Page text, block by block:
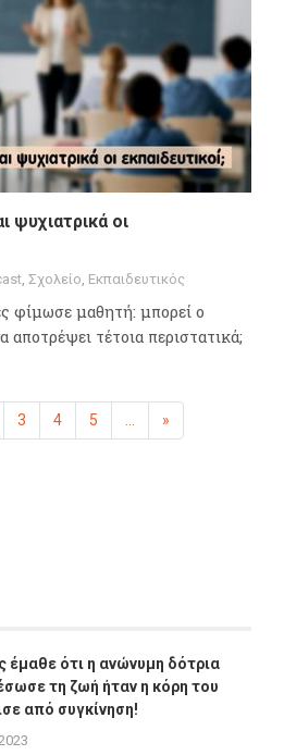
ψυχιατρικά οι
Σχολείο Εκπαιδευτικός
φίμωσε μαθητή: μπορεί ο
αποτρέψει τέτοια περιστατικά;
3 4 5 »
ότι η ανώνυμη δότρια
τη ζωή ήταν η κόρη του
από συγκίνηση!